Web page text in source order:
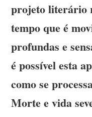
projeto literário
tempo que é
profundas e
é possível esta
como se
Morte e vida